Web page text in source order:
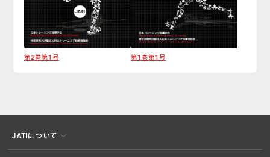
第2巻第1号 第1巻第1号
JATIについて